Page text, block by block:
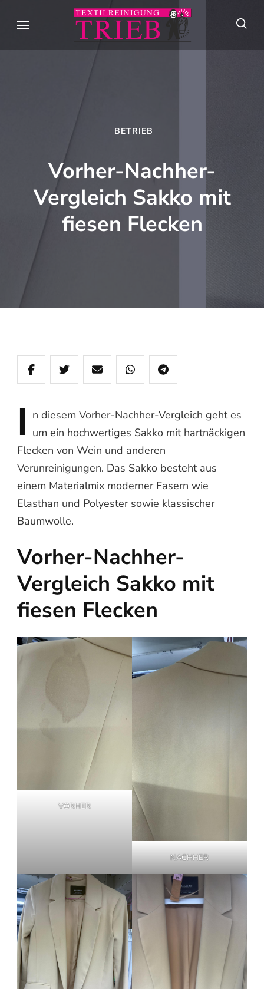
Trieb
Textilpflege seit
BETRIEB
Vorher-Nachher-
Vergleich Sakko mit
fiesen Flecken
I n diesem Vorher-Nachher-Vergleich geht es
um ein hochwertiges Sakko mit hartnäckigen
Flecken von Wein und anderen
Verunreinigungen. Das Sakko besteht aus
einem Materialmix moderner Fasern wie
Elasthan und Polyester sowie klassischer
Baumwolle.
Vorher-Nachher-
Vergleich Sakko mit
fiesen Flecken
VORHER
NACHHER